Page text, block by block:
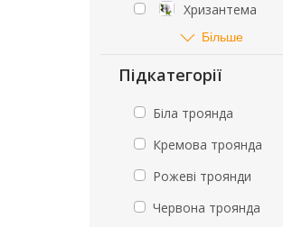
Хризантема
Більше
Підкатегорії
Біла троянда
Кремова троянда
Рожеві троянди
Червона троянда